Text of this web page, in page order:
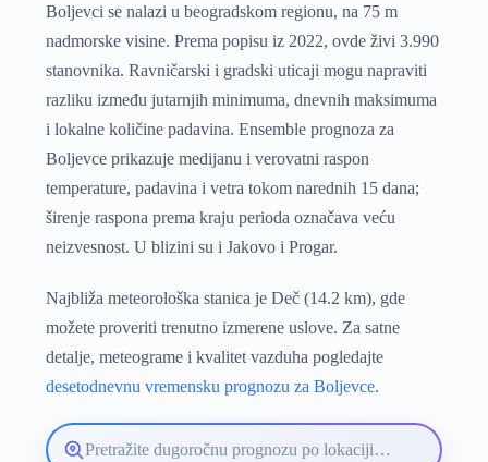
Boljevci se nalazi u beogradskom regionu, na 75 m
nadmorske visine. Prema popisu iz 2022, ovde živi 3.990
stanovnika. Ravničarski i gradski uticaji mogu napraviti
razliku između jutarnjih minimuma, dnevnih maksimuma
i lokalne količine padavina. Ensemble prognoza za
Boljevce prikazuje medijanu i verovatni raspon
temperature, padavina i vetra tokom narednih 15 dana;
širenje raspona prema kraju perioda označava veću
neizvesnost. U blizini su i Jakovo i Progar.
Najbliža meteorološka stanica je Deč (14.2 km), gde
možete proveriti trenutno izmerene uslove. Za satne
detalje, meteograme i kvalitet vazduha pogledajte
desetodnevnu vremensku prognozu za Boljevce.
Pretražite